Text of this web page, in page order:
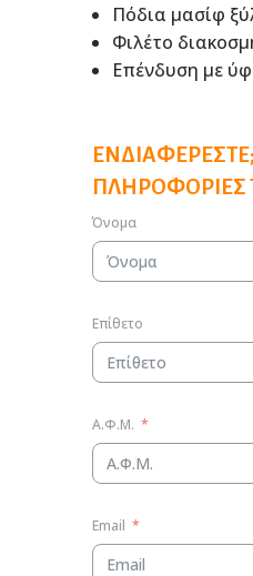
Πόδια μασίφ
Φιλέτο
Επένδυση με
ΠΛΗΡΟΦΟΡΊΕΣ
Όνομα
Επίθετο
Α.Φ.Μ.
Email